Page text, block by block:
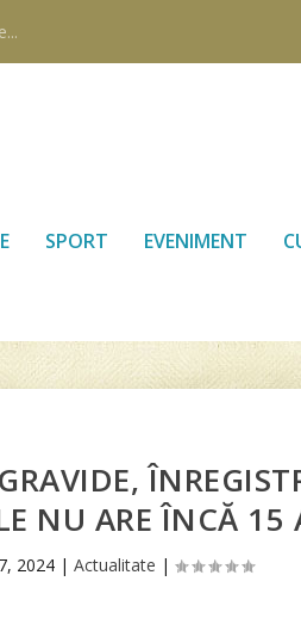
SPORT EVENIMENT
NU ARE ÎNCĂ 15
2024| Actualitate |